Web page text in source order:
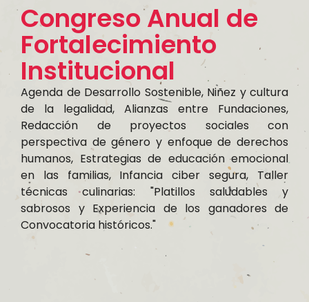
Congreso Anual de
Fortalecimiento
Institucional
Agenda de Desarrollo Sostenible, Niñez y cultura
de la legalidad, Alianzas entre Fundaciones,
Redacción de proyectos sociales con
perspectiva de género y enfoque de derechos
humanos, Estrategias de educación emocional
en las familias, Infancia ciber segura, Taller
técnicas culinarias: "Platillos saludables y
sabrosos y Experiencia de los ganadores de
Convocatoria históricos."